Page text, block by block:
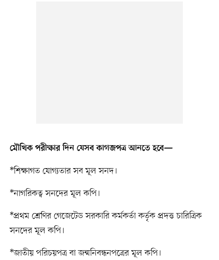
মৌখিক পরীক্ষার দিন যেসব কাগজপত্র আনতে হবে—
*শিক্ষাগত যোগ্যতার সব মূল সনদ।
*নাগরিকত্ব সনদের মূল কপি।
*প্রথম শ্রেণির গেজেটেড সরকারি কর্মকর্তা কর্তৃক প্রদত্ত চারিত্রিক
সনদের মূল কপি।
*জাতীয় পরিচয়পত্র বা জন্মনিবন্ধনপত্রের মূল কপি।